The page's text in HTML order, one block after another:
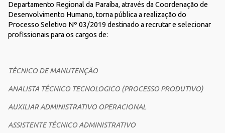
Departamento Regional da Paraíba, através da Coordenação de
Desenvolvimento Humano, torna pública a realização do
Processo Seletivo Nº 03/2019 destinado a recrutar e selecionar
profissionais para os cargos de:
TÉCNICO DE MANUTENÇÃO
ANALISTA TÉCNICO TECNOLOGICO (PROCESSO PRODUTIVO)
AUXILIAR ADMINISTRATIVO OPERACIONAL
ASSISTENTE TÉCNICO ADMINISTRATIVO